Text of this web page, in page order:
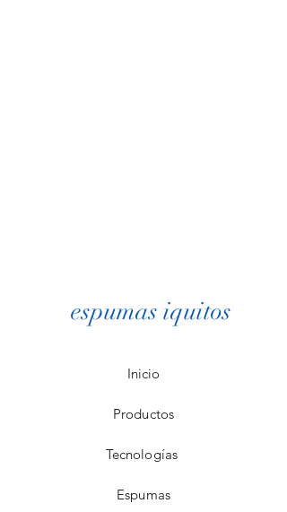
espumas iquitos
Inicio
Productos
Tecnologías
Espumas